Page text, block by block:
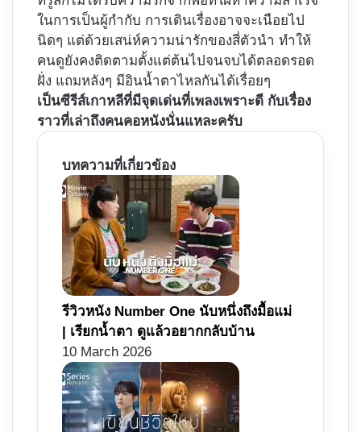
ในการเป็นผู้กำกับ การเดินเรื่องอาจจะเนือยไป
นิดๆ แต่ด้วยเสน่ห์ความน่ารักของสี่ตัวนำ ทำให้
คนดูยังคงติดตามตั้งแต่ต้นไปจนจบได้ตลอดรอด
ฝั่ง แถมหลังๆ มีอินน้ำตาไหลกันได้เรื่อยๆ
เป็นซีรีส์เกาหลีที่มีจุดเด่นที่เพลงเพราะดี กับเรื่อง
ราวที่เล่าถึงคนคอหนังนั่นแหละครับ
บทความที่เกี่ยวข้อง
รีวิวหนัง Number One นับหนึ่งถึงมื้อแม่
| เรียกน้ำตา ดูแล้วอยากกลับบ้าน
10 March 2026